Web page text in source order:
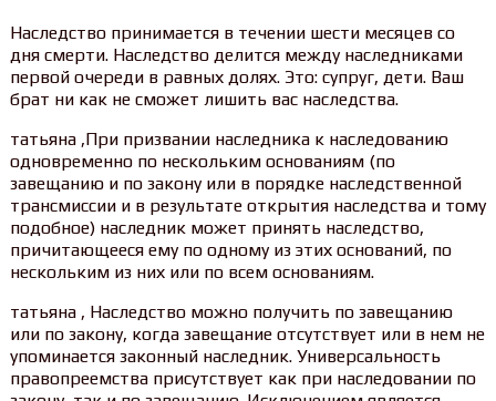
Наследство принимается в течении шести месяцев со
дня смерти. Наследство делится между наследниками
первой очереди в равных долях. Это: супруг, дети. Ваш
брат ни как не сможет лишить вас наследства.
татьяна ,При призвании наследника к наследованию
одновременно по нескольким основаниям (по
завещанию и по закону или в порядке наследственной
трансмиссии и в результате открытия наследства и тому
подобное) наследник может принять наследство,
причитающееся ему по одному из этих оснований, по
нескольким из них или по всем основаниям.
татьяна , Наследство можно получить по завещанию
или по закону, когда завещание отсутствует или в нем не
упоминается законный наследник. Универсальность
правопреемства присутствует как при наследовании по